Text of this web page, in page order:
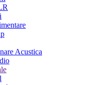
Acustica